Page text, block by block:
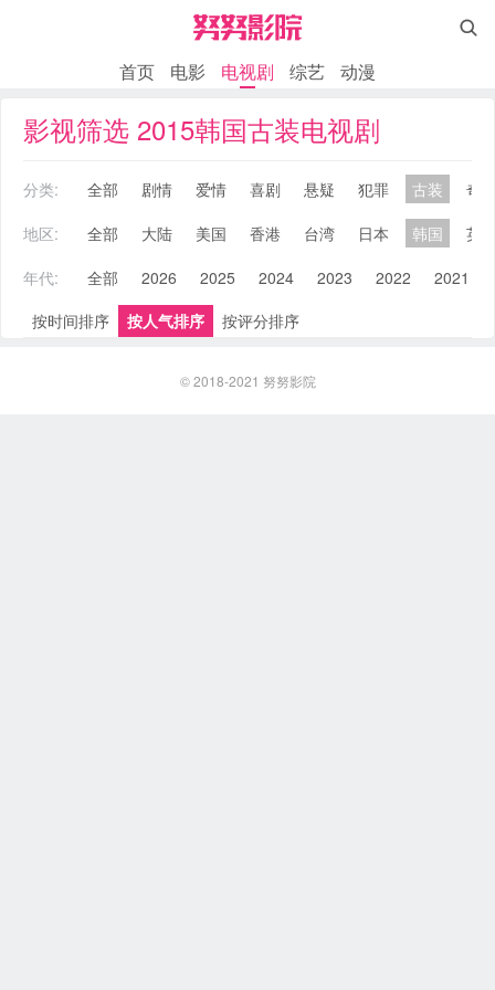

首页 电影 电视剧 综艺 动漫
影视筛选 2015韩国古装电视剧
分类: 全部 剧情 爱情 喜剧 悬疑 犯罪 古装
奇
地区:
全部 大陆 美国 香港 台湾 日本 韩国
英
年代:
全部 2026 2025 2024 2023 2022 2021
按时间排序
按人气排序 按评分排序
© 2018-2021 努努影院